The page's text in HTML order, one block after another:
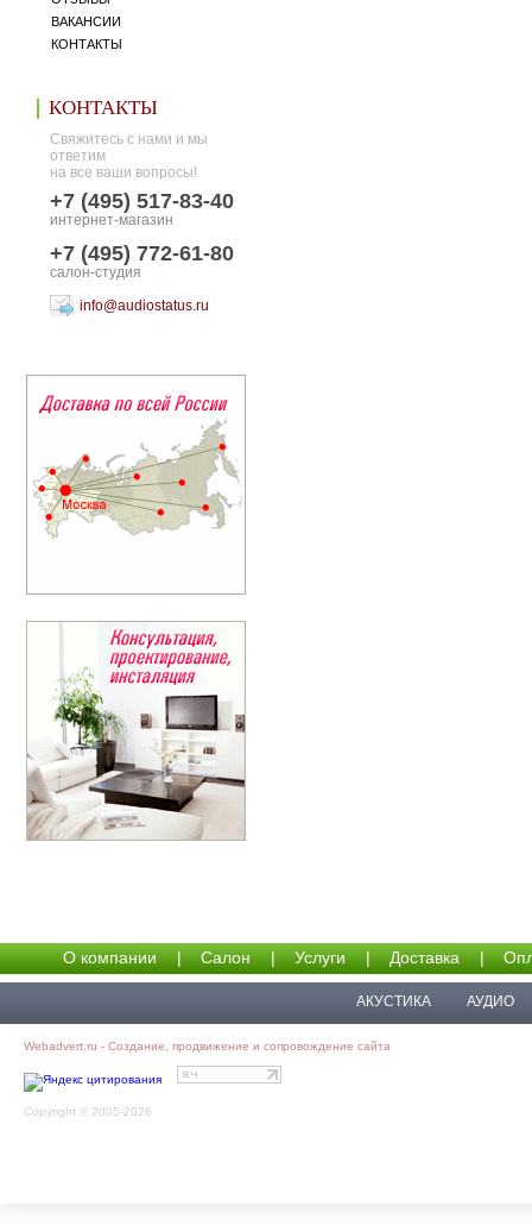
ВАКАНСИИ
КОНТАКТЫ
КОНТАКТЫ
Свяжитесь с нами и мы
ответим
на все ваши вопросы!
+7 (495) 517-83-40
интернет-магазин
+7 (495) 772-61-80
салон-студия
info@audiostatus.ru
О компании | Салон | Услуги | Доставка |
АКУСТИКА АУДИО
Webadvert.ru - Создание, продвижение и сопровождение сайта
Copyright © 2005-2026